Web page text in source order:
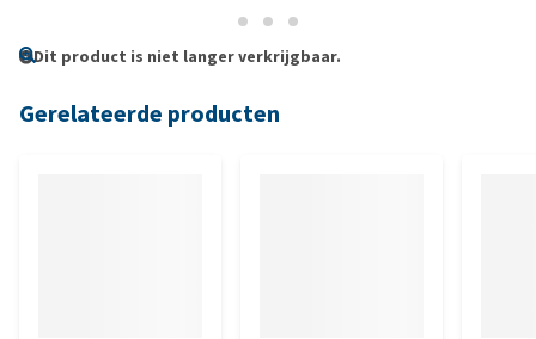
Dit product is niet langer verkrijgbaar.
Gerelateerde producten